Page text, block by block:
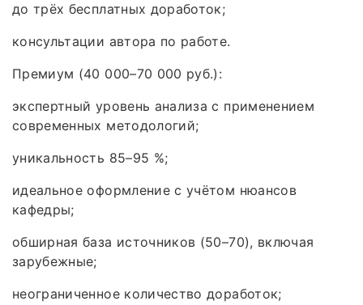
до трёх бесплатных доработок;
консультации автора по работе.
Премиум (40 000–70 000 руб.):
экспертный уровень анализа с применением
современных методологий;
уникальность 85–95 %;
идеальное оформление с учётом нюансов
кафедры;
обширная база источников (50–70), включая
зарубежные;
неограниченное количество доработок;